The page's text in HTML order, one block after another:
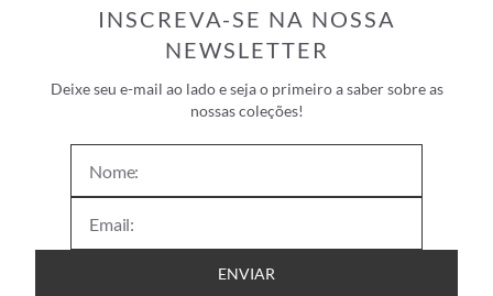
INSCREVA-SE NA NOSSA
NEWSLETTER
Deixe seu e-mail ao lado e seja o primeiro a saber sobre as
nossas coleções!
ENVIAR